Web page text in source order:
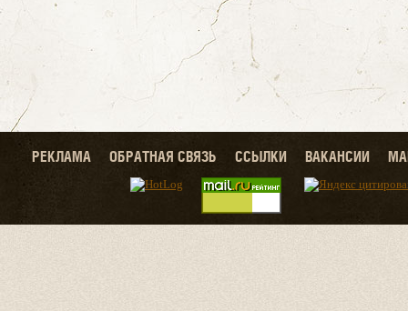
РЕКЛАМА ОБРАТНАЯ СВЯЗЬ ССЫЛКИ ВАКАНСИИ